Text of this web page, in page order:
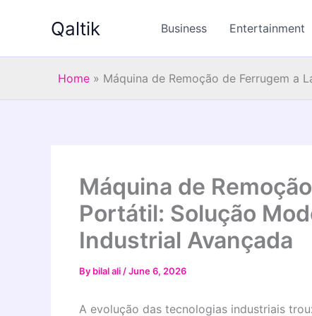
Qaltik Business Entertainment
Home » Máquina de Remoção de Ferrugem a
Máquina de
Portátil: Solução
Industrial Avançada
By bilal ali /June 6, 2026
A evolução das tecnologias industriais